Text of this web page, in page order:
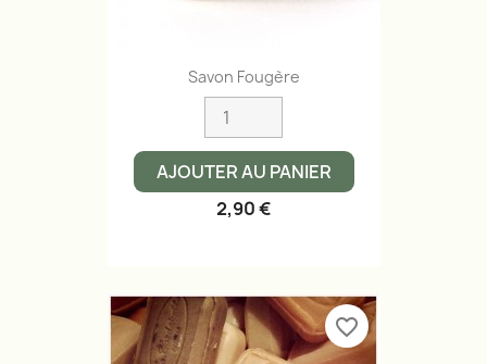
Savon Fougère
AJOUTER AU PANIER
2,90 €
favorite_border